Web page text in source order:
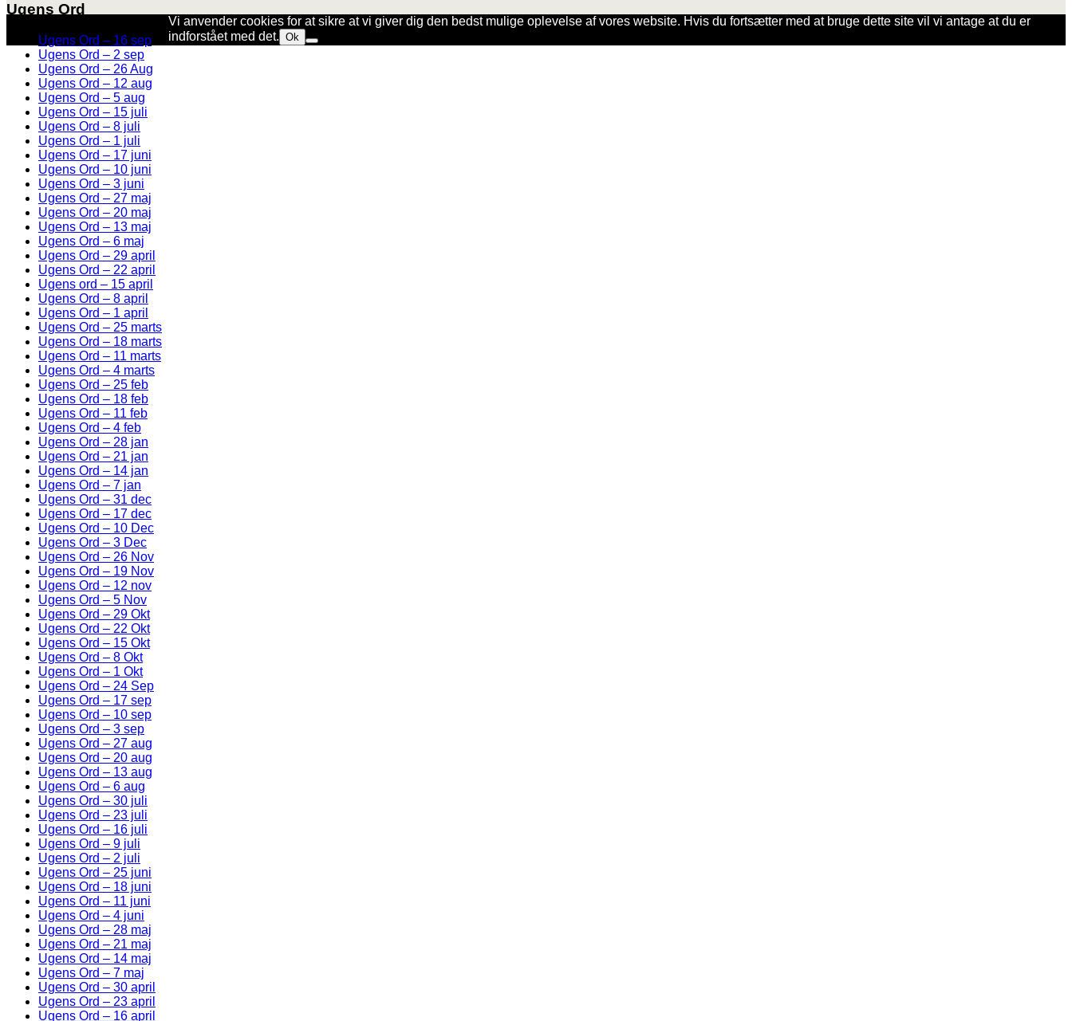
Ugens Ord
Ugens Ord – 16 sep
Ugens Ord – 2 sep
Ugens Ord – 26 Aug
Ugens Ord – 12 aug
Ugens Ord – 5 aug
Ugens Ord – 15 juli
Ugens Ord – 8 juli
Ugens Ord – 1 juli
Ugens Ord – 17 juni
Ugens Ord – 10 juni
Ugens Ord – 3 juni
Ugens Ord – 27 maj
Ugens Ord – 20 maj
Ugens Ord – 13 maj
Ugens Ord – 6 maj
Ugens Ord – 29 april
Ugens Ord – 22 april
Ugens ord – 15 april
Ugens Ord – 8 april
Ugens Ord – 1 april
Ugens Ord – 25 marts
Ugens Ord – 18 marts
Ugens Ord – 11 marts
Ugens Ord – 4 marts
Ugens Ord – 25 feb
Ugens Ord – 18 feb
Ugens Ord – 11 feb
Ugens Ord – 4 feb
Ugens Ord – 28 jan
Ugens Ord – 21 jan
Ugens Ord – 14 jan
Ugens Ord – 7 jan
Ugens Ord – 31 dec
Ugens Ord – 17 dec
Ugens Ord – 10 Dec
Ugens Ord – 3 Dec
Ugens Ord – 26 Nov
Ugens Ord – 19 Nov
Ugens Ord – 12 nov
Ugens Ord – 5 Nov
Ugens Ord – 29 Okt
Ugens Ord – 22 Okt
Ugens Ord – 15 Okt
Ugens Ord – 8 Okt
Ugens Ord – 1 Okt
Ugens Ord – 24 Sep
Ugens Ord – 17 sep
Ugens Ord – 10 sep
Ugens Ord – 3 sep
Ugens Ord – 27 aug
Ugens Ord – 20 aug
Ugens Ord – 13 aug
Ugens Ord – 6 aug
Ugens Ord – 30 juli
Ugens Ord – 23 juli
Ugens Ord – 16 juli
Ugens Ord – 9 juli
Ugens Ord – 2 juli
Ugens Ord – 25 juni
Ugens Ord – 18 juni
Ugens Ord – 11 juni
Ugens Ord – 4 juni
Ugens Ord – 28 maj
Ugens Ord – 21 maj
Ugens Ord – 14 maj
Ugens Ord – 7 maj
Ugens Ord – 30 april
Ugens Ord – 23 april
Ugens Ord – 16 april
Vi anvender cookies for at sikre at vi giver dig den bedst mulige oplevelse af vores website. Hvis du fortsætter med at bruge dette site vil vi antage at du er
indforstået med det. Ok